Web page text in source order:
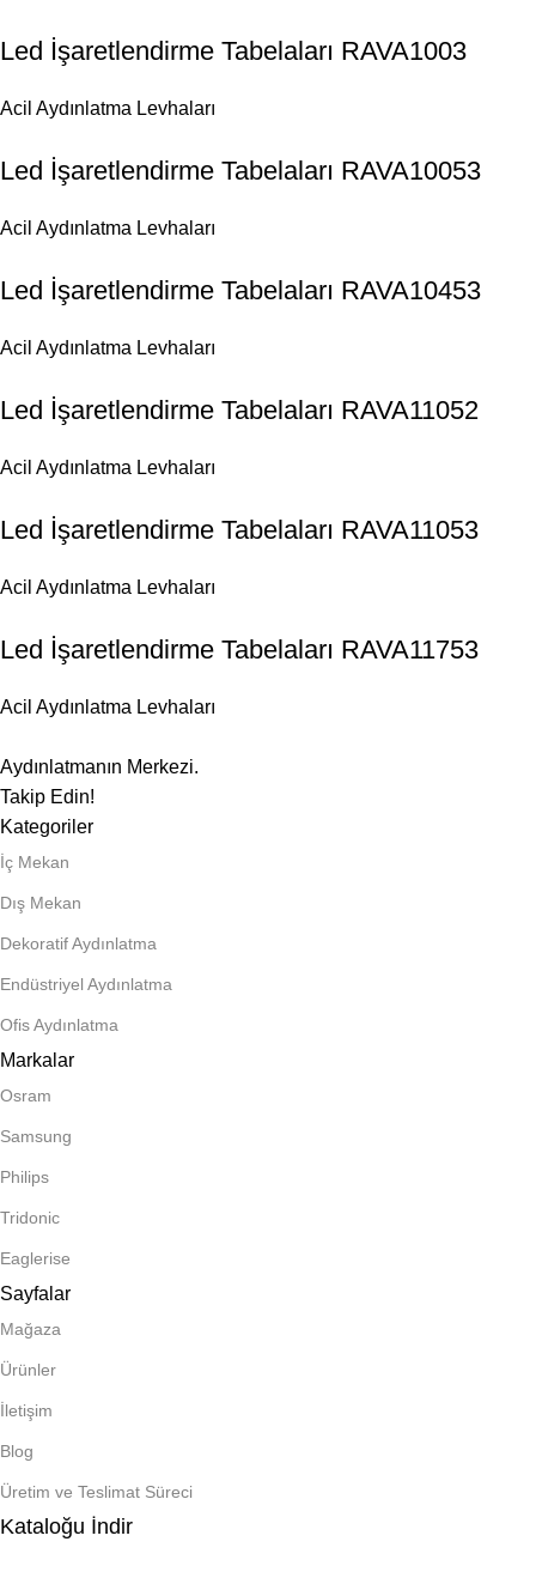
Led İşaretlendirme Tabelaları RAVA1003
Acil Aydınlatma Levhaları
Led İşaretlendirme Tabelaları RAVA10053
Acil Aydınlatma Levhaları
Led İşaretlendirme Tabelaları RAVA10453
Acil Aydınlatma Levhaları
Led İşaretlendirme Tabelaları RAVA11052
Acil Aydınlatma Levhaları
Led İşaretlendirme Tabelaları RAVA11053
Acil Aydınlatma Levhaları
Led İşaretlendirme Tabelaları RAVA11753
Acil Aydınlatma Levhaları
Aydınlatmanın Merkezi.
Takip Edin!
Kategoriler
İç Mekan
Dış Mekan
Dekoratif Aydınlatma
Endüstriyel Aydınlatma
Ofis Aydınlatma
Markalar
Osram
Samsung
Philips
Tridonic
Eaglerise
Sayfalar
Mağaza
Ürünler
İletişim
Blog
Üretim ve Teslimat Süreci
Kataloğu İndir